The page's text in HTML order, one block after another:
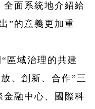
面系統地介紹給
”的意義更加重
區域治理的共建
、創新、合作”三
金融中心、國際科